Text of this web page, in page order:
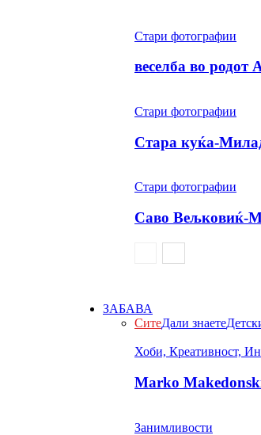
Стари фотографии
веселба во
Стари фотографии
Стара куќа-
Стари фотографии
Саво Вељковиќ-
ЗАБАВА
СитеДали знаете
Хоби, Креативност,
Marko
Занимливости